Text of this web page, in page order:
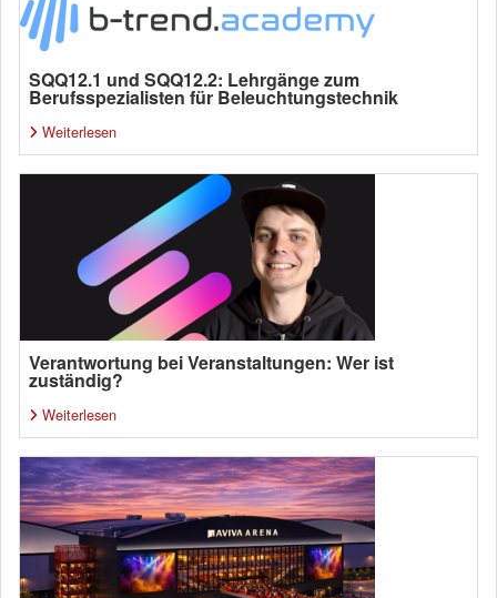
SQQ12.1 und SQQ12.2: Lehrgänge zum
Berufsspezialisten für Beleuchtungstechnik
Weiterlesen
Verantwortung bei Veranstaltungen: Wer ist
zuständig?
Weiterlesen